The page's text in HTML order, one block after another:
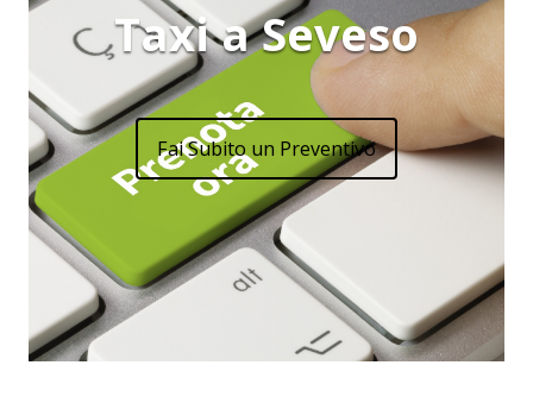
Taxi a Seveso
Fai Subito un Preventivo